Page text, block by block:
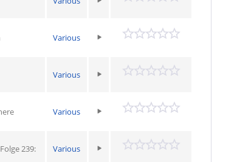
Various
Various
Various
239: Various